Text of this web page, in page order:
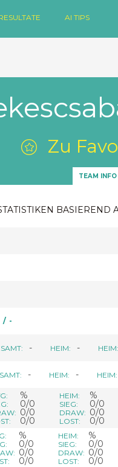
AI TIPS
Zu
TEAM INFO
BASIEREND
/ -
- HEIM: - HEIM:
- HEIM: - HEIM:
%
0/0
0/0
0/0
HEIM: %
SIEG: 0/0
DRAW: 0/0
LOST: 0/0
%
0/0
0/0
0/0
HEIM: %
SIEG: 0/0
DRAW: 0/0
LOST: 0/0